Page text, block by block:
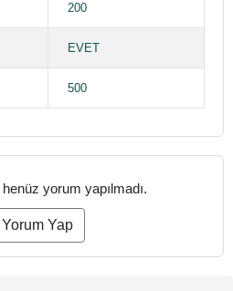
200
EVET
500
yorum yapılmadı.
Yorum Yap